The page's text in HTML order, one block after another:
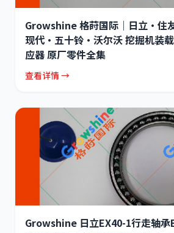
Growshine 格莳国际｜日立·
现代·五十铃·沃尔沃 挖掘机装
应器 原厂零件全集
查看详情 →
Growshine 日立EX40-1行走轴承